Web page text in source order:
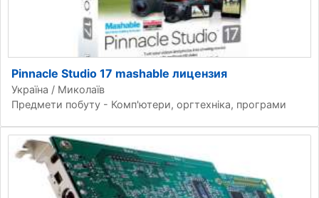
Pinnacle Studio 17 mashable лицензия
Україна / Миколаїв
Предмети побуту - Комп'ютери, оргтехніка, програми